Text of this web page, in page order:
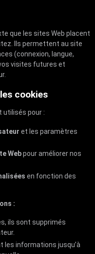
que les sites Web placent
Ils permettent au site
(connexion, langue,
visites futures et
cookies
utilisés pour :
et les paramètres
Webpour améliorer nos
en fonction des
:
ils sont supprimés
les informations jusqu’à